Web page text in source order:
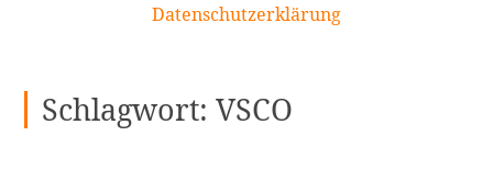
Datenschutzerklärung
Schlagwort:VSCO